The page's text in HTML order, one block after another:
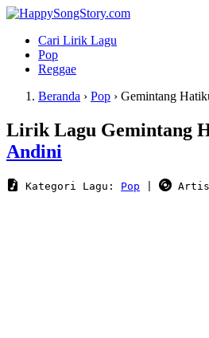
Cari Lirik Lagu
Pop
Reggae
Beranda › Pop › Gemintang
Lirik Lagu Gemintang
Andini
Kategori Lagu: Pop